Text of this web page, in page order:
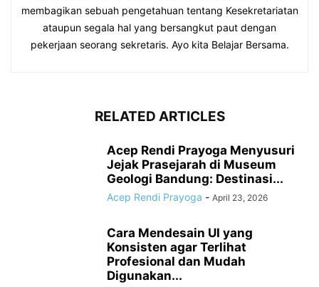
membagikan sebuah pengetahuan tentang Kesekretariatan
ataupun segala hal yang bersangkut paut dengan
pekerjaan seorang sekretaris. Ayo kita Belajar Bersama.
RELATED ARTICLES
Acep Rendi Prayoga Menyusuri
Jejak Prasejarah di Museum
Geologi Bandung: Destinasi...
Acep Rendi Prayoga - April 23, 2026
Cara Mendesain UI yang
Konsisten agar Terlihat
Profesional dan Mudah
Digunakan...